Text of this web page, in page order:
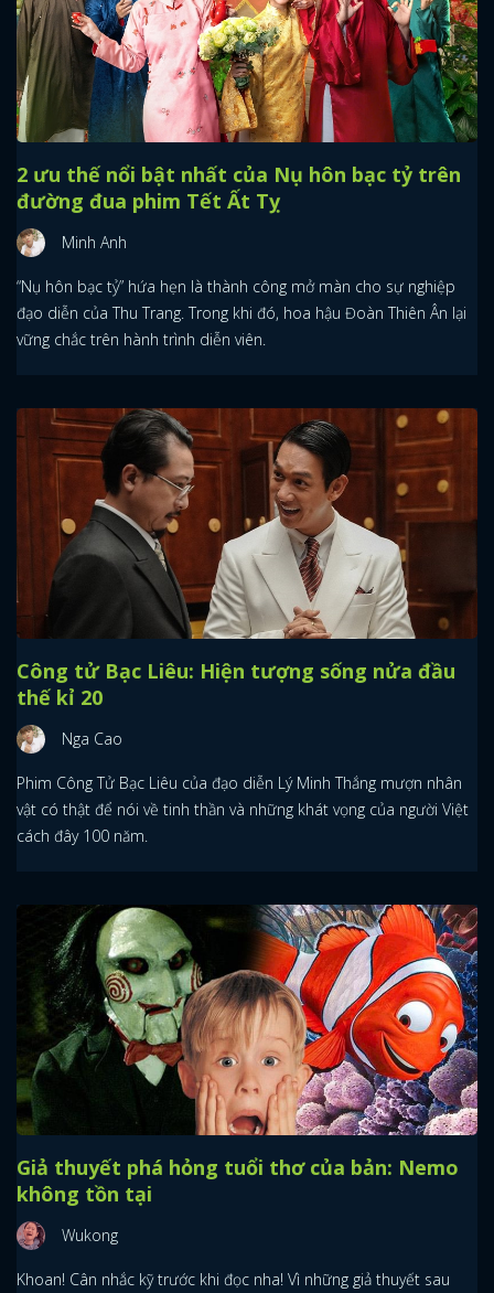
2 ưu thế nổi bật nhất của Nụ hôn bạc tỷ trên
đường đua phim Tết Ất Tỵ
Minh Anh
“Nụ hôn bạc tỷ” hứa hẹn là thành công mở màn cho sự nghiệp
đạo diễn của Thu Trang. Trong khi đó, hoa hậu Đoàn Thiên Ân lại
vững chắc trên hành trình diễn viên.
Công tử Bạc Liêu: Hiện tượng sống nửa đầu
thế kỉ 20
Nga Cao
Phim Công Tử Bạc Liêu của đạo diễn Lý Minh Thắng mượn nhân
vật có thật để nói về tinh thần và những khát vọng của người Việt
cách đây 100 năm.
Giả thuyết phá hỏng tuổi thơ của bản: Nemo
không tồn tại
Wukong
Khoan! Cân nhắc kỹ trước khi đọc nha! Vì những giả thuyết sau